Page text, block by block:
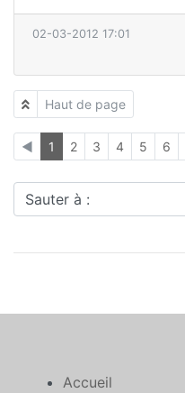
02-03-2012 17:01
Haut de page
◄ 1 2 3 4 5 6
Sauter à :
Accueil